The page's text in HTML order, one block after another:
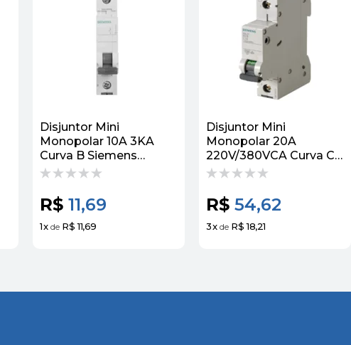
Disjuntor Mini
Monopolar 10A 3KA
Curva B Siemens
5Sl11106MB Siemens
R$ 11,69
1x de R$ 11,69
Disjuntor Mini
Monopolar 20A
220V/380VCA Curva C
6KA 5Sl61207MB
R$ 54,62
3x de R$ 18,21